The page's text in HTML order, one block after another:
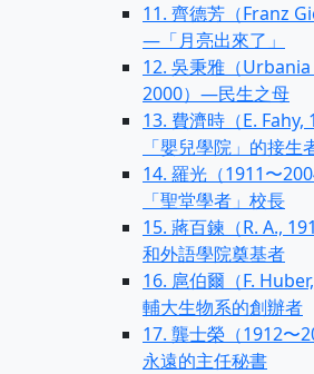
11. 齊德芳（Franz
—「月亮出來了」
12. 吳秉雅（
2000）—民生之母
13. 費濟時（E.
「嬰兒學院」的接生
14. 羅光（1911〜
「聖堂學者」校長
15. 蔣百鍊（R. A.,
和外語學院奠基者
16. 扈伯爾（F.
輔大生物系的創辦者
17. 龔士榮（1912〜
永遠的主任秘書